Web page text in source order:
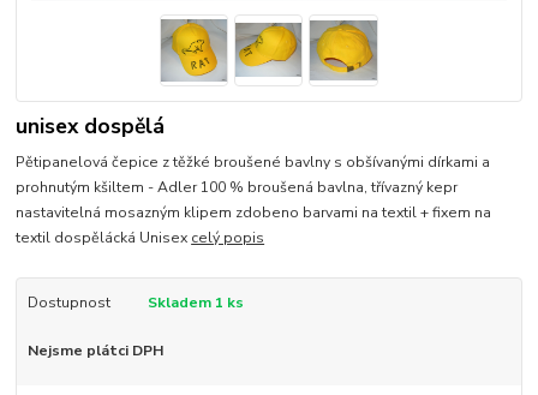
unisex dospělá
Pětipanelová čepice z těžké broušené bavlny s obšívanými dírkami a
prohnutým kšiltem - Adler 100 % broušená bavlna, třívazný kepr
nastavitelná mosazným klipem zdobeno barvami na textil + fixem na
textil dospělácká Unisex celý popis
Dostupnost Skladem 1 ks
Nejsme plátci DPH